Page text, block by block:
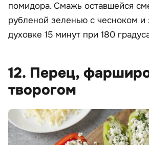
помидора. Смажь оставшейся
рубленой зеленью с чесноком и
духовке 15 минут при 180
12. Перец,
творогом